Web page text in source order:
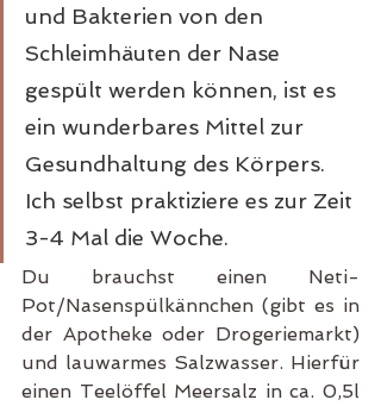
und Bakterien von den
Schleimhäuten der Nase
gespült werden können, ist es
ein wunderbares Mittel zur
Gesundhaltung des Körpers.
Ich selbst praktiziere es zur Zeit
3-4 Mal die Woche.
Du brauchst einen Neti-
Pot/Nasenspülkännchen (gibt es in
der Apotheke oder Drogeriemarkt)
und lauwarmes Salzwasser. Hierfür
einen Teelöffel Meersalz in ca. 0,5l